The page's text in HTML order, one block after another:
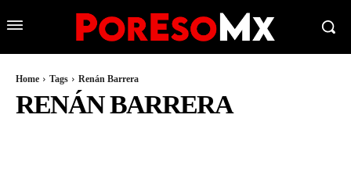
Home Tags Renán Barrera
RENÁN BARRERA